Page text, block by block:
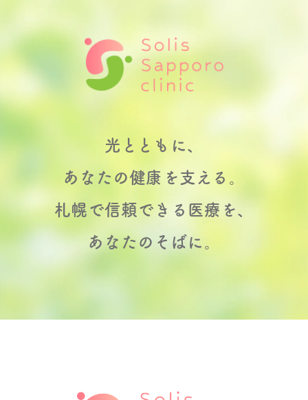
光とともに、
あなたの健康を支える。
札幌で信頼できる医療を、
あなたのそばに。